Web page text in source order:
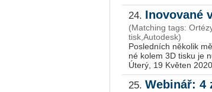
24. Inovované
(Matching tags:
tisk,Autodesk)
Po­sled­ních ně­ko­lik
né kolem 3D tisku je
Úterý, 19 Květen 2020
25. Webinář: 4